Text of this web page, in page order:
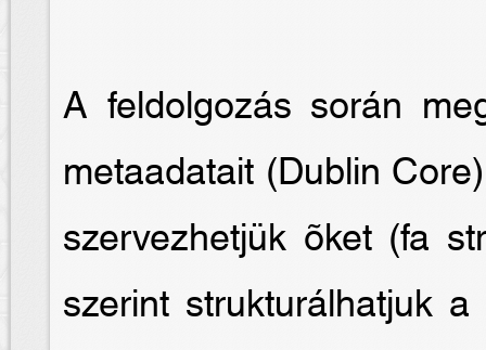
A feldolgozás során
metaadatait (Dublin
szervezhetjük õket (fa
szerint strukturálhatjuk